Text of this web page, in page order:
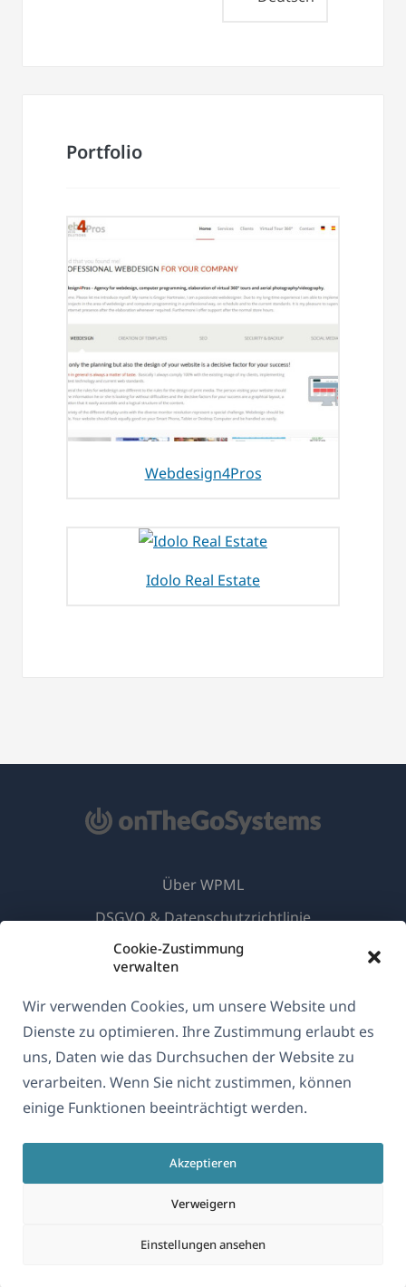
Cookie-Zustimmung
verwalten
Wir verwenden Cookies, um unsere Website und
Dienste zu optimieren. Ihre Zustimmung erlaubt es
uns, Daten wie das Durchsuchen der Website zu
verarbeiten. Wenn Sie nicht zustimmen, können
einige Funktionen beeinträchtigt werden.
Akzeptieren
Verweigern
Einstellungen ansehen
Portfolio
Webdesign4Pros
Idolo Real Estate
© 2026 OnTheGoSystems Limited
einem
Deutsch
Über WPML
DSGVO & Datenschutzrichtlinie
Unserem Team beitreten
einem
neuen
Fenster)
in
einem
neuen
Fenster)
in
einem
neuen
Fenster)
in
einem
neuen
Fenster)